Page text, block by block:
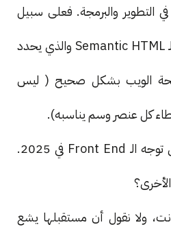
في التطوير والبرمجة. فعلى سبيل
المثال، لا تنسى استخدام الـ Semantic HTML والذي يحدد
الويب بشكل صحيح ( ليس
وبهذا يكون لدينا فكرة عن توجه الـ Front End في 2025.
ولا نقول أن مستقبلها يشع